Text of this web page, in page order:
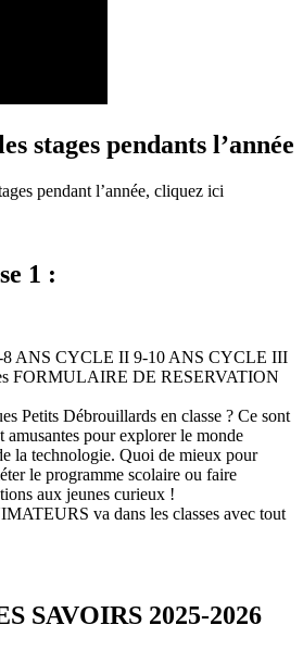
stages pendants l’année
pendant l’année, cliquez ici
1 :
8 ANS CYCLE II 9-10 ANS CYCLE III
FORMULAIRE DE RESERVATION
Petits Débrouillards en classe ? Ce sont
amusantes pour explorer le monde
la technologie. Quoi de mieux pour
le programme scolaire ou faire
aux jeunes curieux !
va dans les classes avec tout
SAVOIRS 2025-2026